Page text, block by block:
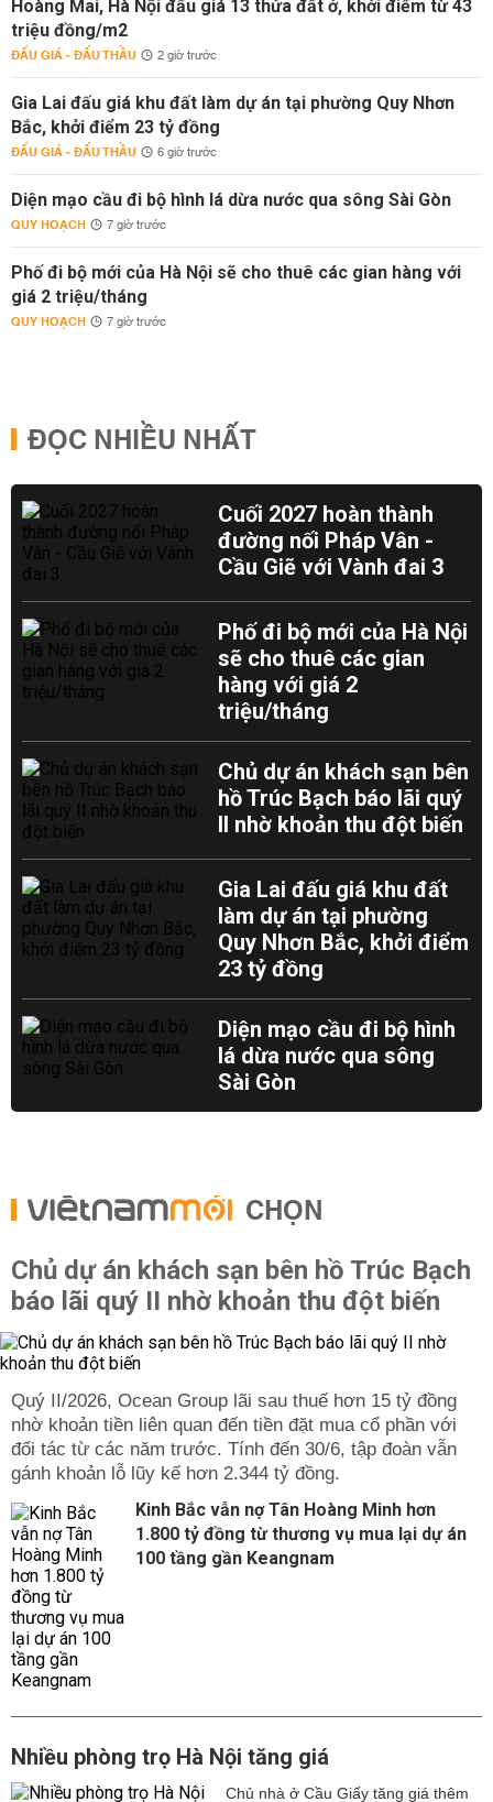
Hoàng Mai, Hà Nội đấu giá 13 thửa đất ở, khởi điểm từ 43
triệu đồng/m2
ĐẤU GIÁ - ĐẤU THẦU 2 giờ trước
Gia Lai đấu giá khu đất làm dự án tại phường Quy Nhơn
Bắc, khởi điểm 23 tỷ đồng
ĐẤU GIÁ - ĐẤU THẦU 6 giờ trước
Diện mạo cầu đi bộ hình lá dừa nước qua sông Sài Gòn
QUY HOẠCH 7 giờ trước
Phố đi bộ mới của Hà Nội sẽ cho thuê các gian hàng với
giá 2 triệu/tháng
QUY HOẠCH 7 giờ trước
ĐỌC NHIỀU NHẤT
Cuối 2027 hoàn thành
đường nối Pháp Vân -
Cầu Giẽ với Vành đai 3
Phố đi bộ mới của Hà Nội
sẽ cho thuê các gian
hàng với giá 2
triệu/tháng
Chủ dự án khách sạn bên
hồ Trúc Bạch báo lãi quý
II nhờ khoản thu đột biến
Gia Lai đấu giá khu đất
làm dự án tại phường
Quy Nhơn Bắc, khởi điểm
23 tỷ đồng
Diện mạo cầu đi bộ hình
lá dừa nước qua sông
Sài Gòn
CHỌN
Chủ dự án khách sạn bên hồ Trúc Bạch
báo lãi quý II nhờ khoản thu đột biến
Quý II/2026, Ocean Group lãi sau thuế hơn 15 tỷ đồng
nhờ khoản tiền liên quan đến tiền đặt mua cổ phần với
đối tác từ các năm trước. Tính đến 30/6, tập đoàn vẫn
gánh khoản lỗ lũy kế hơn 2.344 tỷ đồng.
Kinh Bắc vẫn nợ Tân Hoàng Minh hơn
1.800 tỷ đồng từ thương vụ mua lại dự án
100 tầng gần Keangnam
Nhiều phòng trọ Hà Nội tăng giá
Chủ nhà ở Cầu Giấy tăng giá thêm